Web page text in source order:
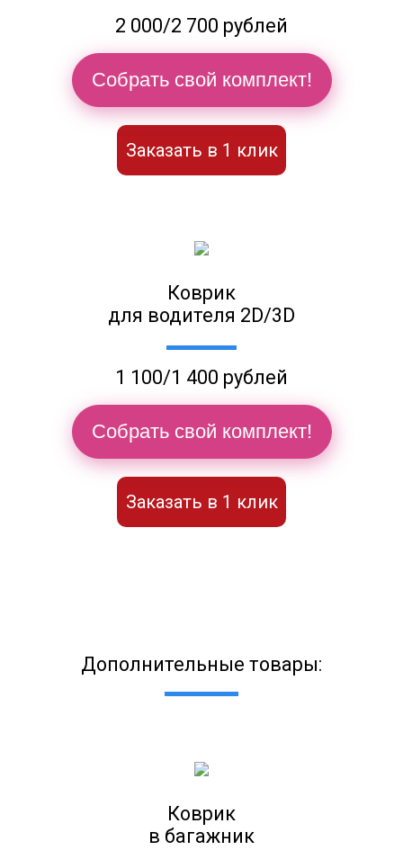
2 000/2 700 рублей
Собрать свой комплект!
Заказать в 1 клик
Коврик
для водителя 2D/3D
1 100/1 400 рублей
Собрать свой комплект!
Заказать в 1 клик
Дополнительные товары:
Коврик
в багажник